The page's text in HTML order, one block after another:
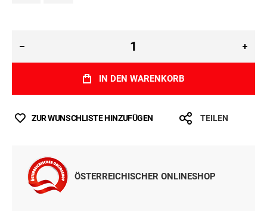
IN DEN WARENKORB
ZUR WUNSCHLISTE HINZUFÜGEN TEILEN
ÖSTERREICHISCHER ONLINESHOP